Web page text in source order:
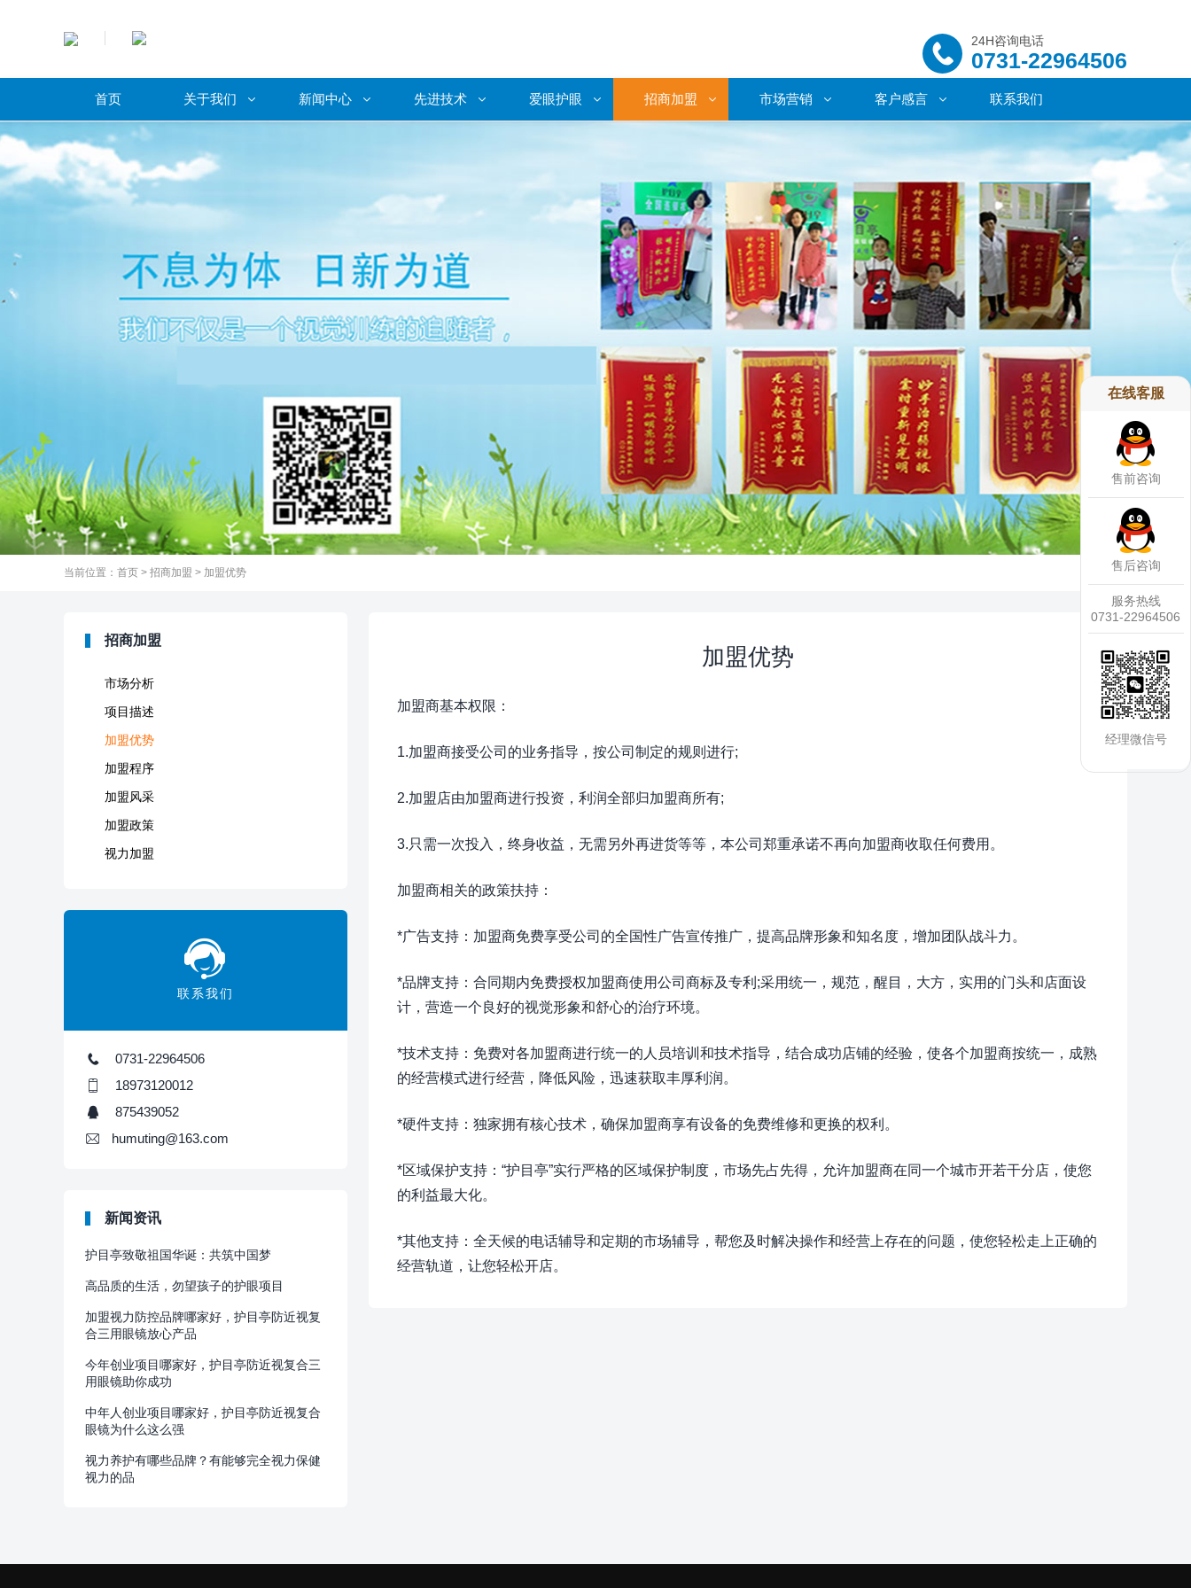
24H咨询电话
0731-22964506
首页 关于我们 新闻中心 先进技术 爱眼护眼 招商加盟 市场营销 客户感言 联系我们
当前位置： 首页 > 招商加盟 > 加盟优势
加盟优势
加盟商基本权限：
1.加盟商接受公司的业务指导，按公司制定的规则进行;
2.加盟店由加盟商进行投资，利润全部归加盟商所有;
3.只需一次投入，终身收益，无需另外再进货等等，本公司郑重承诺不再向加盟商收取任何费用。
加盟商相关的政策扶持：
*广告支持：加盟商免费享受公司的全国性广告宣传推广，提高品牌形象和知名度，增加团队战斗力。
*品牌支持：合同期内免费授权加盟商使用公司商标及专利;采用统一，规范，醒目，大方，实用的门头和店面设
计，营造一个良好的视觉形象和舒心的治疗环境。
*技术支持：免费对各加盟商进行统一的人员培训和技术指导，结合成功店铺的经验，使各个加盟商按统一，成熟
的经营模式进行经营，降低风险，迅速获取丰厚利润。
*硬件支持：独家拥有核心技术，确保加盟商享有设备的免费维修和更换的权利。
*区域保护支持：“护目亭”实行严格的区域保护制度，市场先占先得，允许加盟商在同一个城市开若干分店，使您
的利益最大化。
*其他支持：全天候的电话辅导和定期的市场辅导，帮您及时解决操作和经营上存在的问题，使您轻松走上正确的
经营轨道，让您轻松开店。
招商加盟
市场分析
项目描述
加盟优势
加盟程序
加盟风采
加盟政策
视力加盟
联系我们
0731-22964506
18973120012
875439052
humuting@163.com
新闻资讯
护目亭致敬祖国华诞：共筑中国梦
高品质的生活，勿望孩子的护眼项目
加盟视力防控品牌哪家好，护目亭防近视复
合三用眼镜放心产品
今年创业项目哪家好，护目亭防近视复合三
用眼镜助你成功
中年人创业项目哪家好，护目亭防近视复合
眼镜为什么这么强
视力养护有哪些品牌？有能够完全视力保健
视力的品
在线客服
售前咨询
售后咨询
服务热线
0731-22964506
经理微信号